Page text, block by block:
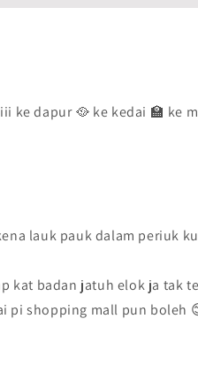
ke dapur 🥘 ke kedai 🏫 ke
lauk pauk dalam periuk
kat badan jatuh elok ja tak
pi shopping mall pun boleh